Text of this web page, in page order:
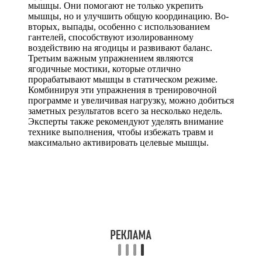
мышцы. Они помогают не только укрепить
мышцы, но и улучшить общую координацию. Во-
вторых, выпады, особенно с использованием
гантелей, способствуют изолированному
воздействию на ягодицы и развивают баланс.
Третьим важным упражнением являются
ягодичные мостики, которые отлично
прорабатывают мышцы в статическом режиме.
Комбинируя эти упражнения в тренировочной
программе и увеличивая нагрузку, можно добиться
заметных результатов всего за несколько недель.
Эксперты также рекомендуют уделять внимание
технике выполнения, чтобы избежать травм и
максимально активировать целевые мышцы.